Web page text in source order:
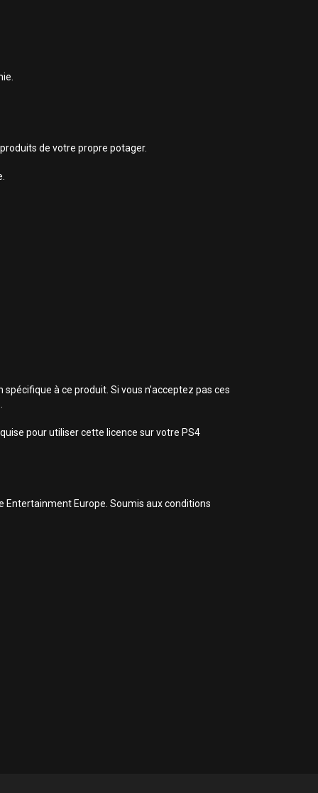
de votre propre potager.
à ce produit. Si vous n’acceptez pas ces
pour utiliser cette licence sur votre PS4
Europe. Soumis aux conditions